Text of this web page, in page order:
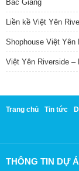
Bắc Giang
Liền kề Việt Yên
Shophouse Việt
Việt Yên Riverside –
Trang chủ Tin tức
THÔNG TIN DỰ